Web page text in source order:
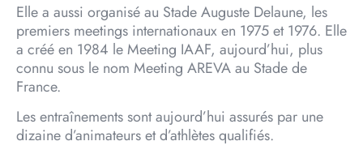
Elle a aussi organisé au Stade Auguste Delaune, les
premiers meetings internationaux en 1975 et 1976. Elle
a créé en 1984 le Meeting IAAF, aujourd’hui, plus
connu sous le nom Meeting AREVA au Stade de
France.
Les entraînements sont aujourd’hui assurés par une
dizaine d’animateurs et d’athlètes qualifiés.